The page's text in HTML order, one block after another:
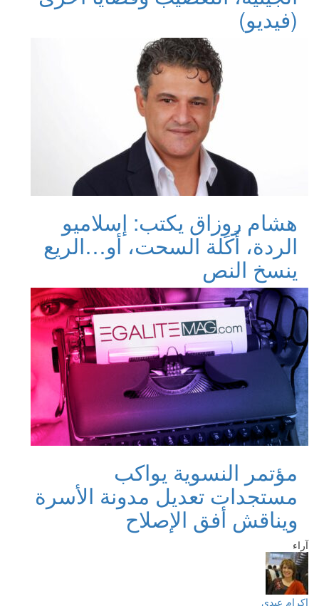
(فيديو)
هشام روزاق يكتب: إسلاميو
الردة، أَكَلة السحت، أو…الريع
ينسخ النص
مؤتمر النسوية يواكب
مستجدات تعديل مدونة الأسرة
ويناقش أفق الإصلاح
آراء
إكرام عبدي